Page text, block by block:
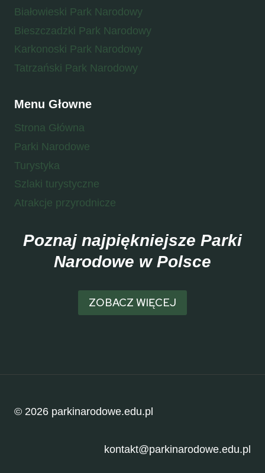
Białowieski Park Narodowy
Bieszczadzki Park Narodowy
Karkonoski Park Narodowy
Tatrzański Park Narodowy
Menu Głowne
Strona Główna
Parki Narodowe
Turystyka
Szlaki turystyczne
Atrakcje przyrodnicze
Poznaj najpiękniejsze Parki
Narodowe w Polsce
ZOBACZ WIĘCEJ
© 2026 parkinarodowe.edu.pl
kontakt@parkinarodowe.edu.pl